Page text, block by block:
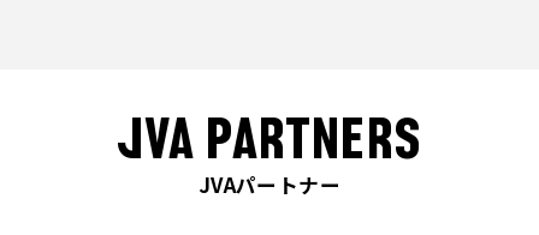
JVA PARTNERS
JVAパートナー